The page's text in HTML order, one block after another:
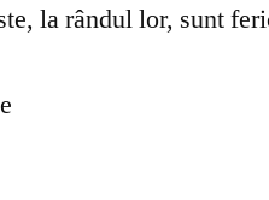
la rândul lor, sunt